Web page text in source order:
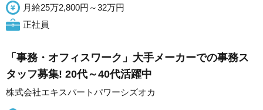
月給25万2,800円～32万円
正社員
「事務・オフィスワーク」大手メーカーでの事務ス
タッフ募集! 20代～40代活躍中
株式会社エキスパートパワーシズオカ